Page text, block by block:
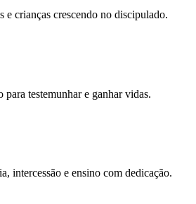
e crianças crescendo no discipulado.
testemunhar e ganhar vidas.
intercessão e ensino com dedicação.